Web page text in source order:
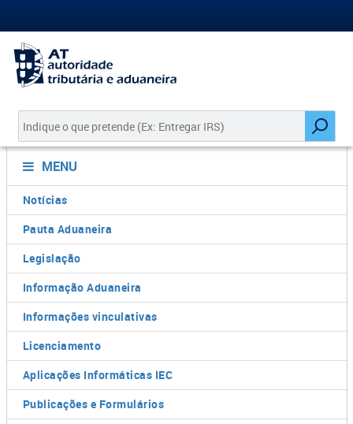
MENU
Notícias
Pauta Aduaneira
Legislação
Informação Aduaneira
Informações vinculativas
Licenciamento
Aplicações Informáticas IEC
Publicações e Formulários